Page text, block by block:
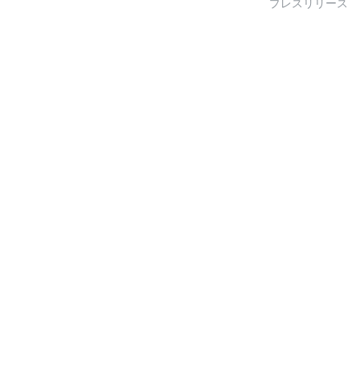
プレスリリース